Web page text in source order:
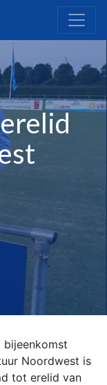
bijeenkomst
Noordwest is
tot erelid van